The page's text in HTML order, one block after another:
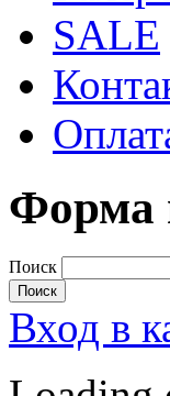
SALE
Форма
Поиск
Вход в